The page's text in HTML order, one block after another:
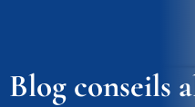
Blog conseils